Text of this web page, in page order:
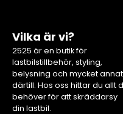
Vilka är vi?
2525 är en butik för
lastbilstillbehör, styling,
belysning och mycket annat
därtill. Hos oss hittar du allt
behöver för att skräddarsy
din lastbil.